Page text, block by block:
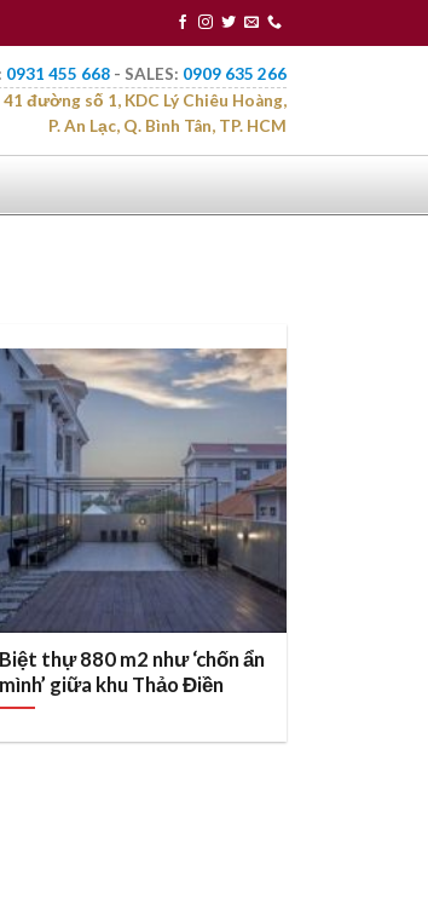
0931 455 668 - SALES: 0909 635 266
41 đường số 1, KDC Lý Chiêu Hoàng,
P. An Lạc, Q. Bình Tân, TP. HCM
Biệt thự 880 m2 như ‘chốn ẩn
mình’ giữa khu Thảo Điền